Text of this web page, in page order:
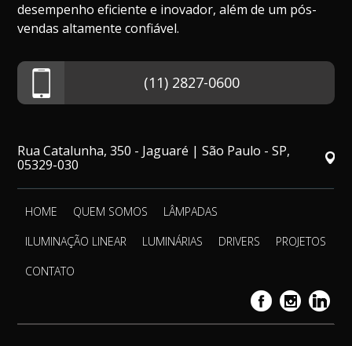
desempenho eficiente e inovador, além de um pós-
vendas altamente confiável.
(11) 2827-0600
Rua Catalunha, 350 - Jaguaré | São Paulo - SP,
05329-030
HOME QUEM SOMOS
LÂMPADAS
ILUMINAÇÃO LINEAR
LUMINÁRIAS DRIVERS
PROJETOS
CONTATO